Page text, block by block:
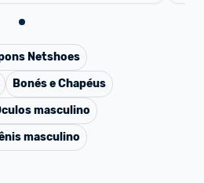
Netshoes
Bonés e Chapéus
masculino
masculino